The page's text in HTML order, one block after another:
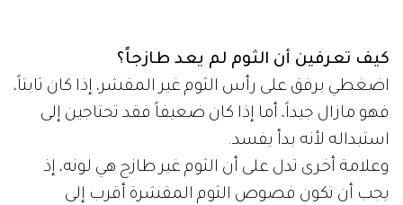
كيف تعرفين أن الثوم لم يعد طازجاً؟
اضغطي برفق على رأس الثوم غير المقشر، إذا كان ثابتاً،
فهو مازال جيداً، أما إذا كان ضعيفاً فقد تحتاجين إلى
استبداله لأنه بدأ يفسد.
وعلامة أخرى تدل على أن الثوم غير طازج هي لونه، إذ
يجب أن تكون فصوص الثوم المقشرة أقرب إلى